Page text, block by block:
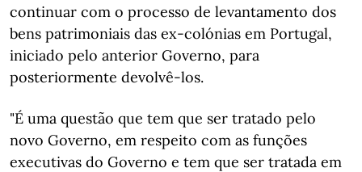
continuar com o processo de levantamento dos
bens patrimoniais das ex-colónias em Portugal,
iniciado pelo anterior Governo, para
posteriormente devolvê-los.
"É uma questão que tem que ser tratado pelo
novo Governo, em respeito com as funções
executivas do Governo e tem que ser tratada em